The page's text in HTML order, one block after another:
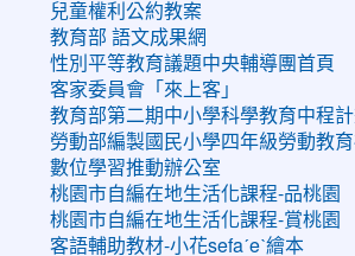
兒童權利公約教案
教育部 語文成果網
性別平等教育議題中央輔導團首頁
客家委員會「來上客」
教育部第二期中小學科學教育中程
勞動部編製國民小學四年級勞動教
數位學習推動辦公室
桃園市自編在地生活化課程-品桃園
桃園市自編在地生活化課程-賞桃園
客語輔助教材-小花sefaˊeˋ繪本